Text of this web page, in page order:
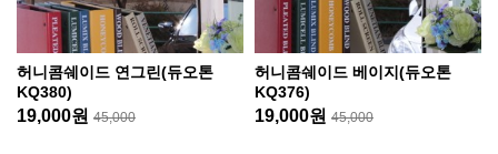
허니콤쉐이드 연그린(듀오톤
KQ380)
19,000원 45,000
허니콤쉐이드 베이지(듀오톤
KQ376)
19,000원 45,000